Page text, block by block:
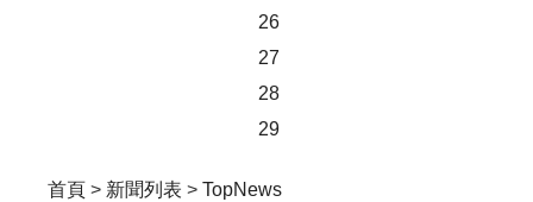
26
27
28
29
首頁 > 新聞列表 > TopNews